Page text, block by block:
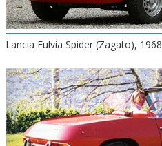
Lancia Fulvia Spider (Zagato), 1968